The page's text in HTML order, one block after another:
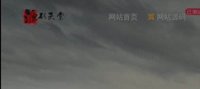
网站首页 网站源码已测